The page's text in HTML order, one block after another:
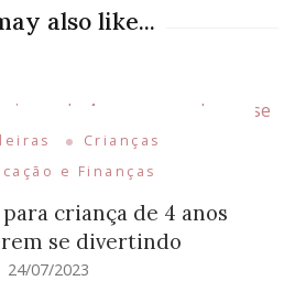
also like...
Crianças
e Finanças
criança de 4 anos
se divertindo
24/07/2023